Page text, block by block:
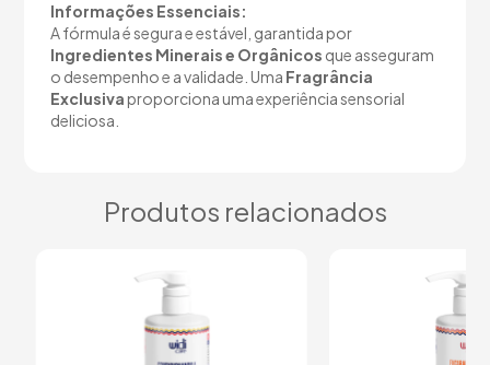
Informações Essenciais:
A fórmula é segura e estável, garantida por
Ingredientes Minerais e Orgânicos que asseguram
o desempenho e a validade. Uma Fragrância
Exclusivaproporciona uma experiência sensorial
deliciosa.
Produtos relacionados